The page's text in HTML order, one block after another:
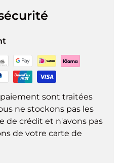
sont traitées
ne stockons pas les
de crédit et n'avons pas
de votre carte de